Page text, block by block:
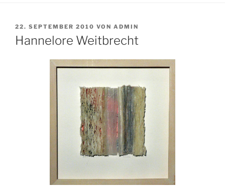
VERÖFFENTLICHT
AM
22. SEPTEMBER 2010 VON ADMIN
Hannelore Weitbrecht